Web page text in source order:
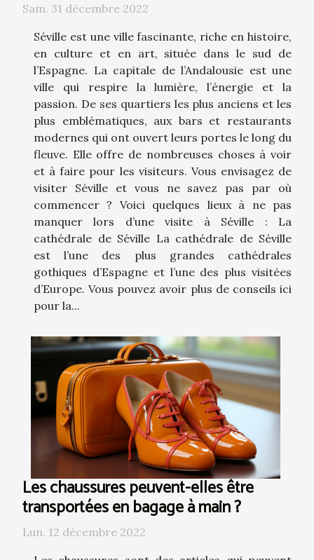
Sam. 31 décembre 2022
Séville est une ville fascinante, riche en histoire,
en culture et en art, située dans le sud de
l’Espagne. La capitale de l’Andalousie est une
ville qui respire la lumière, l’énergie et la
passion. De ses quartiers les plus anciens et les
plus emblématiques, aux bars et restaurants
modernes qui ont ouvert leurs portes le long du
fleuve. Elle offre de nombreuses choses à voir
et à faire pour les visiteurs. Vous envisagez de
visiter Séville et vous ne savez pas par où
commencer ? Voici quelques lieux à ne pas
manquer lors d’une visite à Séville : La
cathédrale de Séville La cathédrale de Séville
est l’une des plus grandes cathédrales
gothiques d’Espagne et l’une des plus visitées
d’Europe. Vous pouvez avoir plus de conseils ici
pour la...
Les chaussures peuvent-elles être
transportées en bagage à main ?
Lun. 12 décembre 2022